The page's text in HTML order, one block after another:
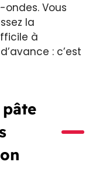
Vous
la
à
: c’est